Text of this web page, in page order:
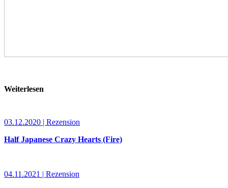
Weiterlesen
03.12.2020 | Rezension
Half Japanese Crazy Hearts (Fire)
04.11.2021 | Rezension